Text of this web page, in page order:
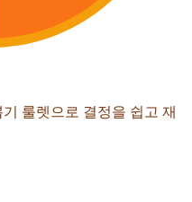
룰렛으로 결정을 쉽고 재